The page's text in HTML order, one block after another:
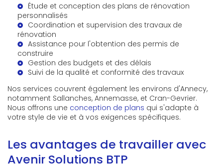
Étude et conception des plans de rénovation
personnalisés
Coordination et supervision des travaux de
rénovation
Assistance pour l'obtention des permis de
construire
Gestion des budgets et des délais
Suivi de la qualité et conformité des travaux
Nos services couvrent également les environs d'Annecy,
notamment Sallanches, Annemasse, et Cran-Gevrier.
Nous offrons une conception de plans qui s'adapte à
votre style de vie et à vos exigences spécifiques.
Les avantages de travailler avec
Avenir Solutions BTP